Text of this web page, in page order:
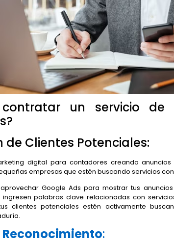
un servicio de
de Clientes Potenciales:
digital para contadores creando
empresas que estén buscando servicios
Google Ads para mostrar tus
palabras clave relacionadas con
clientes potenciales estén activamente
: